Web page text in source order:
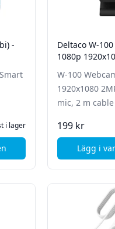
-
i lager
EVO (Combi) - Smart
Deltaco W-
1080p
W-100
1920x1080
mic, 2 m cable
199 kr
Lägg i